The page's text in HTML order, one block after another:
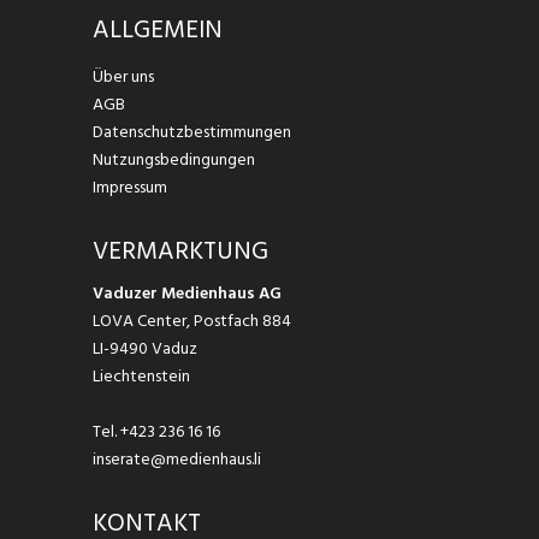
ALLGEMEIN
Über uns
AGB
Datenschutzbestimmungen
Nutzungsbedingungen
Impressum
VERMARKTUNG
Vaduzer Medienhaus AG
LOVA Center, Postfach 884
LI-9490 Vaduz
Liechtenstein
Tel.+423 236 16 16
inserate@medienhaus.li
KONTAKT